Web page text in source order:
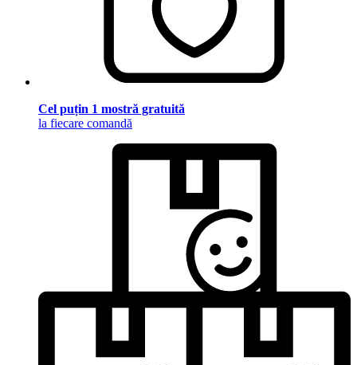
Cel puțin 1 mostră gratuită
la fiecare comandă